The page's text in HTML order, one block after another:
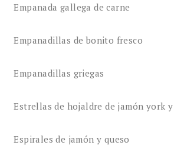
Empanada gallega de carne
Empanadillas de bonito fresco
Empanadillas griegas
Estrellas de hojaldre de jamón york y
Espirales de jamón y queso